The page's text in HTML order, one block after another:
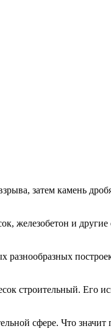
затем камень
железобетон и
разнообразных
строительный. Его
сфере. Что значит